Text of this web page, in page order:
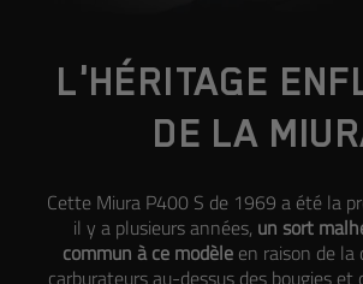
L'HÉRITAGE
DE LA
Cette Miura P400 S de 1969 a été la
il y a plusieurs années, un sort
commun à ce modèle en raison de la
carburateurs au-dessus des bougies et